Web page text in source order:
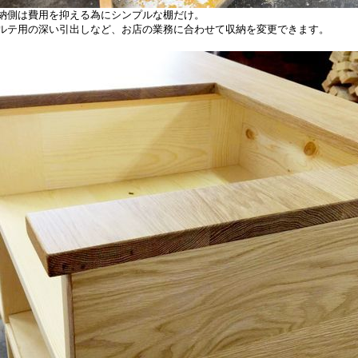
側は費用を抑える為にシンプルな棚だけ。
テ用の深い引出しなど、お店の業務に合わせて収納を変更できます。